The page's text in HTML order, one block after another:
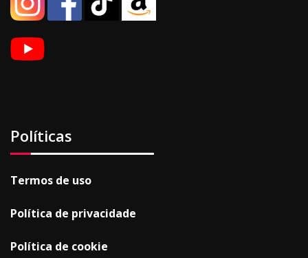
Políticas
Termos de uso
Política de privacidade
Política de cookie